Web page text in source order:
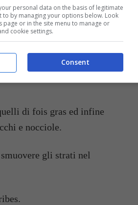
di fois gras ed infine
e nocciole.
gli strati nel
personal data on the basis of legitimate
to by managing your options below. Look
or in the site menu to manage or
cookie settings.
Consent